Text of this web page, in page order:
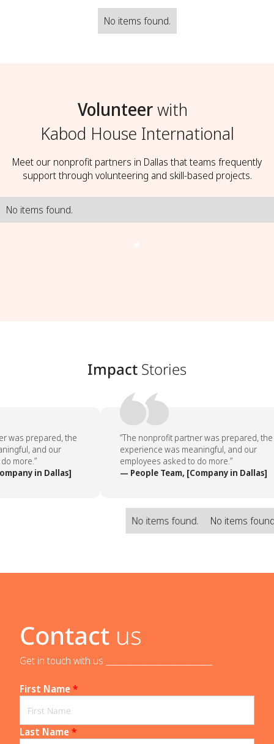
No items found.
Volunteerwith
Kabod House International
Meet our nonprofit partners in Dallas that teams frequently
support through volunteering and skill-based projects.
No items found.
Impact Stories
was prepared, the
and our
more.”
in Dallas]
“The nonprofit partner was prepared, the
experience was meaningful, and our
employees asked to do more.”
— People Team, [Company in Dallas]
No items found. No items
Contact us
Get in touch with us _____________________________
First Name*
Last Name*